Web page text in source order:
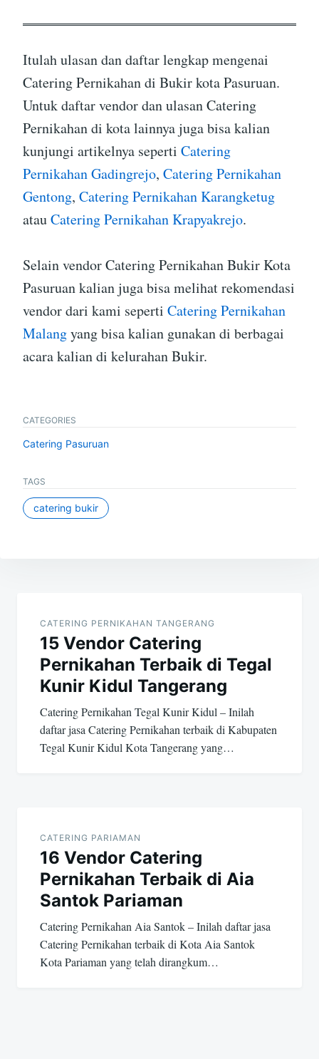
Itulah ulasan dan daftar lengkap mengenai
Catering Pernikahan di Bukir kota Pasuruan.
Untuk daftar vendor dan ulasan Catering
Pernikahan di kota lainnya juga bisa kalian
kunjungi artikelnya seperti Catering
Pernikahan Gadingrejo, Catering Pernikahan
Gentong, Catering Pernikahan Karangketug
atauCatering Pernikahan Krapyakrejo.
Selain vendor Catering Pernikahan Bukir Kota
Pasuruan kalian juga bisa melihat rekomendasi
vendor dari kami seperti Catering Pernikahan
Malangyang bisa kalian gunakan di berbagai
acara kalian di kelurahan Bukir.
CATEGORIES
Catering Pasuruan
TAGS
catering bukir
navigation
CATERING PERNIKAHAN TANGERANG
15 Vendor Catering
Pernikahan Terbaik di Tegal
Kunir Kidul Tangerang
Catering Pernikahan Tegal Kunir Kidul – Inilah
daftar jasa Catering Pernikahan terbaik di Kabupaten
Tegal Kunir Kidul Kota Tangerang yang…
CATERING PARIAMAN
16 Vendor Catering
Pernikahan Terbaik di Aia
Santok Pariaman
Catering Pernikahan Aia Santok – Inilah daftar jasa
Catering Pernikahan terbaik di Kota Aia Santok
Kota Pariaman yang telah dirangkum…